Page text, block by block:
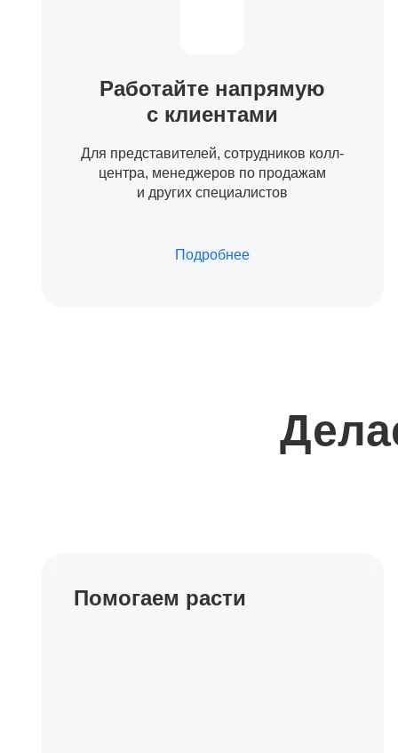
Работайте напрямую
с клиентами
Для представителей, сотрудников колл-
центра, менеджеров по продажам
и других специалистов
Подробнее
Помогаем расти